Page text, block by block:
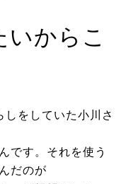
からこ
をしていた小川さ
です。それを使う
だのが